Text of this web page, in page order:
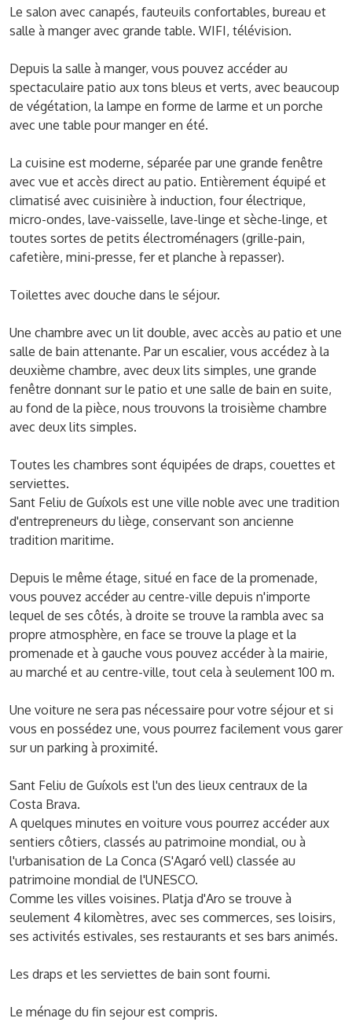
Le salon avec canapés, fauteuils confortables, bureau et
salle à manger avec grande table. WIFI, télévision.
Depuis la salle à manger, vous pouvez accéder au
spectaculaire patio aux tons bleus et verts, avec beaucoup
de végétation, la lampe en forme de larme et un porche
avec une table pour manger en été.
La cuisine est moderne, séparée par une grande fenêtre
avec vue et accès direct au patio. Entièrement équipé et
climatisé avec cuisinière à induction, four électrique,
micro-ondes, lave-vaisselle, lave-linge et sèche-linge, et
toutes sortes de petits électroménagers (grille-pain,
cafetière, mini-presse, fer et planche à repasser).
Toilettes avec douche dans le séjour.
Une chambre avec un lit double, avec accès au patio et une
salle de bain attenante. Par un escalier, vous accédez à la
deuxième chambre, avec deux lits simples, une grande
fenêtre donnant sur le patio et une salle de bain en suite,
au fond de la pièce, nous trouvons la troisième chambre
avec deux lits simples.
Toutes les chambres sont équipées de draps, couettes et
serviettes.
Sant Feliu de Guíxols est une ville noble avec une tradition
d'entrepreneurs du liège, conservant son ancienne
tradition maritime.
Depuis le même étage, situé en face de la promenade,
vous pouvez accéder au centre-ville depuis n'importe
lequel de ses côtés, à droite se trouve la rambla avec sa
propre atmosphère, en face se trouve la plage et la
promenade et à gauche vous pouvez accéder à la mairie,
au marché et au centre-ville, tout cela à seulement 100 m.
Une voiture ne sera pas nécessaire pour votre séjour et si
vous en possédez une, vous pourrez facilement vous garer
sur un parking à proximité.
Sant Feliu de Guíxols est l'un des lieux centraux de la
Costa Brava.
A quelques minutes en voiture vous pourrez accéder aux
sentiers côtiers, classés au patrimoine mondial, ou à
l'urbanisation de La Conca (S'Agaró vell) classée au
patrimoine mondial de l'UNESCO.
Comme les villes voisines. Platja d'Aro se trouve à
seulement 4 kilomètres, avec ses commerces, ses loisirs,
ses activités estivales, ses restaurants et ses bars animés.
Les draps et les serviettes de bain sont fourni.
Le ménage du fin sejour est compris.